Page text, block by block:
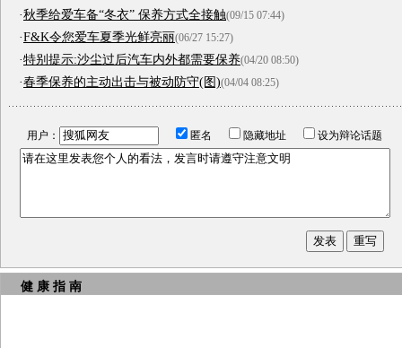
·秋季给爱车备“冬衣” 保养方式全接触(09/15 07:44)
·F&K令您爱车夏季光鲜亮丽(06/27 15:27)
·特别提示:沙尘过后汽车内外都需要保养(04/20 08:50)
·春季保养的主动出击与被动防守(图)(04/04 08:25)
用户： 匿名 隐藏地址 设为辩论话题
健 康 指 南